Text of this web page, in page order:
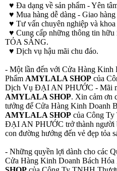
♥ Đa dạng về sản phẩm - Yên
♥ Mua hàng dễ dàng - Giao
♥ Tư vấn chuyên nghiệp và khoa
♥ Cung cấp những thông tin
TỎA SÁNG.
♥ Dịch vụ hậu mãi chu đáo.
- Một lần đến với Cửa Hàng
Phẩm AMYLALA SHOP của
Dịch Vụ ĐẠI AN PHƯỚC - Mãi
AMYLALA SHOP. Xin cảm ơn
tưởng để Cửa Hàng Kinh Doanh
AMYLALA SHOP của Công
ĐẠI AN PHƯỚC trở thành người
con đường hướng đến vẻ đẹp tỏa
- Những quyền lợi dành cho các
Cửa Hàng Kinh Doanh Bách